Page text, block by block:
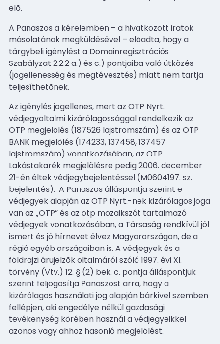
elõ.
A Panaszos a kérelemben – a hivatkozott iratok
másolatának megküldésével – elõadta, hogy a
tárgybeli igénylést a Domainregisztrációs
Szabályzat 2.2.2 a.) és c.) pontjaiba való ütközés
(jogellenesség és megtévesztés) miatt nem tartja
teljesíthetõnek.
Az igénylés jogellenes, mert az OTP Nyrt.
védjegyoltalmi kizárólagossággal rendelkezik az
OTP megjelölés (187526 lajstromszám) és az OTP
BANK megjelölés (174233, 137458, 137457
lajstromszám) vonatkozásában, az OTP
Lakástakarék megjelölésre pedig 2006. december
21-én éltek védjegybejelentéssel (M0604197. sz.
bejelentés). A Panaszos álláspontja szerint e
védjegyek alapján az OTP Nyrt.-nek kizárólagos joga
van az „OTP” és az otp mozaikszót tartalmazó
védjegyek vonatkozásában, a Társaság rendkívül jól
ismert és jó hírnevet élvez Magyarországon, de a
régió egyéb országaiban is. A védjegyek és a
földrajzi árujelzõk oltalmáról szóló 1997. évi XI.
törvény (Vtv.) 12. § (2) bek. c. pontja álláspontjuk
szerint feljogosítja Panaszost arra, hogy a
kizárólagos használati jog alapján bárkivel szemben
fellépjen, aki engedélye nélkül gazdasági
tevékenység körében használ a védjegyeikkel
azonos vagy ahhoz hasonló megjelölést.